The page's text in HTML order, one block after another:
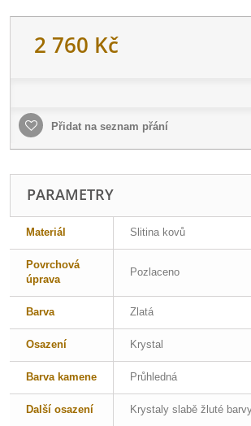
2 760 Kč
Přidat na seznam přání
PARAMETRY
Materiál Slitina kovů
Povrchová
úprava
Pozlaceno
Barva Zlatá
Osazení Krystal
Barva kamene Průhledná
Další osazení Krystaly slabě žluté